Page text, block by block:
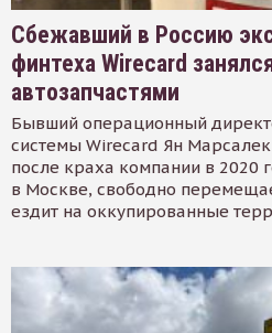
Сбежавший в Россию
финтеха Wirecard
автозапчастями
Бывший операционный
системы Wirecard Ян
после краха компании в 2020
в Москве, свободно
ездит на оккупированные